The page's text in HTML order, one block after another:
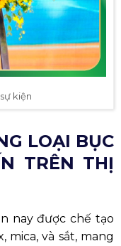
kiện
LOẠI BỤC
TRÊN THỊ
nay được chế tạo
và sắt, mang